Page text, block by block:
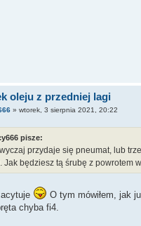
oleju z przedniej lagi
» wtorek, 3 sierpnia 2021, 20:22
pisze:
przydaje się pneumat, lub
Jak będziesz tą śrubę z powrotem
O tym mówiłem, jak
chyba fi4.